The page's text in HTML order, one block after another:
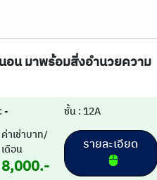
อน มาพร้อมสิ่งอำนวยความ
-
ชั้น : 12A
ค่าเช่าบาท/
เดือน
8,000.-